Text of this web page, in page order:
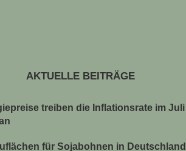
AKTUELLE BEITRÄGE
treiben die Inflationsrate im Juli
für Sojabohnen in Deutschland